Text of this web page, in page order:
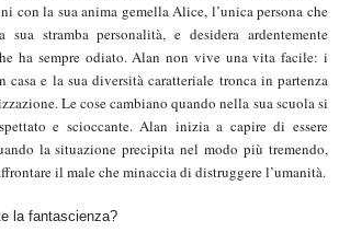
con la sua anima gemella Alice, l’unica persona che
sua stramba personalità, e desidera ardentemente
ha sempre odiato. Alan non vive una vita facile: i
casa e la sua diversità caratteriale tronca in partenza
Le cose cambiano quando nella sua scuola si
e scioccante. Alan inizia a capire di essere
la situazione precipita nel modo più tremendo,
il male che minaccia di distruggere l’umanità.
la fantascienza?